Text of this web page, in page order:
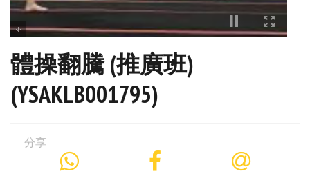
體操翻騰 (推廣班)
(YSAKLB001795)
分享